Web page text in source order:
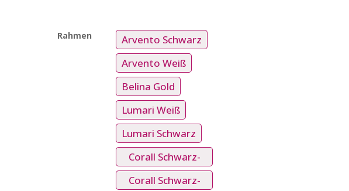
Rahmen
Arvento Schwarz
Arvento Weiß
Belina Gold
Lumari Weiß
Lumari Schwarz
Corall Schwarz-
Gold
Corall Schwarz-